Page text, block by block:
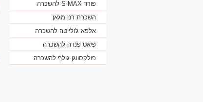
פורד S MAX להשכרה
השכרת רנו מגאן
אלפא ג'ולייטה להשכרה
פיאט פנדה להשכרה
פולקסווגן גולף להשכרה